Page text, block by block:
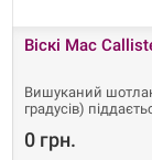
Віскі Mac
Вишуканий
градусів)
0 грн.